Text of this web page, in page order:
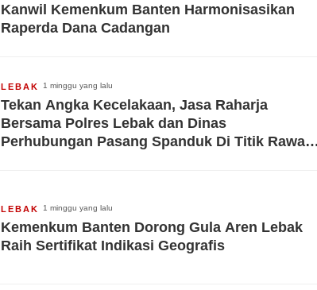
Kanwil Kemenkum Banten Harmonisasikan
Raperda Dana Cadangan
LEBAK 1 minggu yang lalu
Tekan Angka Kecelakaan, Jasa Raharja
Bersama Polres Lebak dan Dinas
Perhubungan Pasang Spanduk Di Titik Rawan
LEBAK 1 minggu yang lalu
Kemenkum Banten Dorong Gula Aren Lebak
Raih Sertifikat Indikasi Geografis